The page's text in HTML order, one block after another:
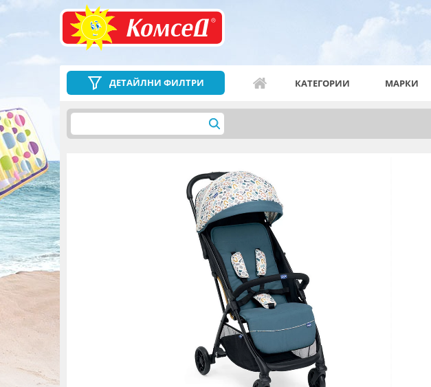
ДЕТАЙЛНИ ФИЛТРИ КАТЕГОРИИ МАРКИ